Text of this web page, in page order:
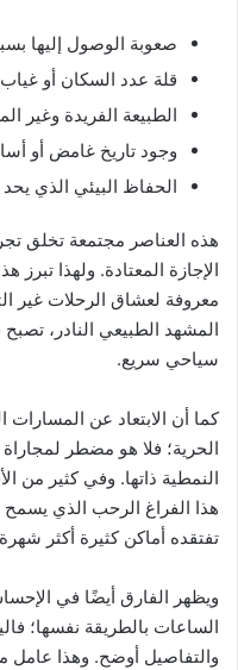
صعوبة الوصول إليها
قلة عدد السكان أو غياب
الطبيعة الفريدة وغير
وجود تاريخ غامض أو
الحفاظ البيئي الذي يحد
هذه العناصر مجتمعة تخلق
الإجازة المعتادة. ولهذا
معروفة لعشاق الرحلات غير
المشهد الطبيعي النادر،
سياحي سريع.
كما أن الابتعاد عن
الحرية؛ فلا هو مضطر
النمطية ذاتها. وفي كثير من
هذا الفراغ الرحب الذي يسمح
تفتقده أماكن كثيرة أكثر
ويظهر الفارق أيضًا في
الساعات بالطريقة نفسها؛
والتفاصيل أوضح. وهذا عامل